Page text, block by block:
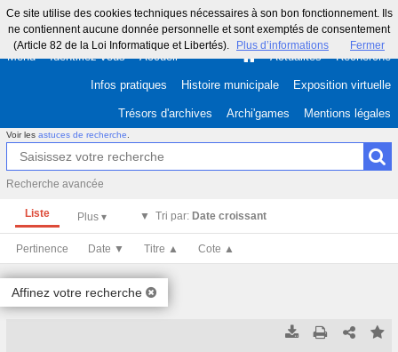
Ce site utilise des cookies techniques nécessaires à son bon fonctionnement. Ils
ne contiennent aucune donnée personnelle et sont exemptés de consentement
(Article 82 de la Loi Informatique et Libertés).
Plus d’informations Fermer
Menu Identifiez-vous Accueil Actualités Recherche
Infos pratiques Histoire municipale Exposition virtuelle
Trésors d'archives Archi'games Mentions légales
Voir les astuces de recherche
Recherche avancée
Liste Tri par: Date croissant
Pertinence Date ▼ Titre ▲ Cote ▲
Affinez votre recherche